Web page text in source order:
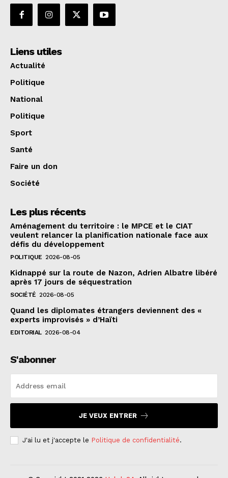
Liens utiles
Actualité
Politique
National
Politique
Sport
Santé
Faire un don
Société
Les plus récents
Aménagement du territoire : le MPCE et le CIAT
veulent relancer la planification nationale face aux
défis du développement
POLITIQUE 2026-08-05
Kidnappé sur la route de Nazon, Adrien Albatre libéré
après 17 jours de séquestration
SOCIÉTÉ 2026-08-05
Quand les diplomates étrangers deviennent des «
experts improvisés » d’Haïti
EDITORIAL 2026-08-04
S'abonner
JE VEUX ENTRER
J'ai lu et j'accepte le Politique de confidentialité.